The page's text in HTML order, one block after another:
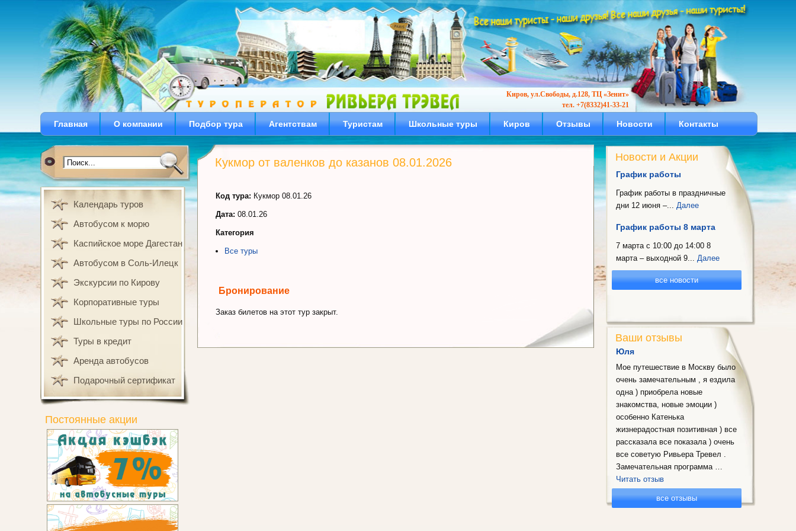
Киров, ул.Свободы, д.128, ТЦ «Зенит»
тел. +7(8332)41-33-21
Главная О компании Подбор тура Агентствам Туристам Школьные туры Киров Отзывы Новости Контакты
Кукмор от валенков до казанов 08.01.2026
Код тура: Кукмор 08.01.26
Дата: 08.01.26
Категория
Все туры
Бронирование
Заказ билетов на этот тур закрыт.
Новости и Акции
График работы
График работы в праздничные
дни 12 июня –...Далее
График работы 8 марта
7 марта с 10:00 до 14:00 8
марта – выходной 9...Далее
все новости
Ваши отзывы
Юля
Мое путешествие в Москву было
очень замечательным , я ездила
одна ) приобрела новые
знакомства, новые эмоции )
особенно Катенька
жизнерадостная позитивная ) все
рассказала все показала ) очень
все советую Ривьера Тревел .
Замечательная программа …
Читать отзыв
все отзывы
Календарь туров
Автобусом к морю
Каспийское море Дагестан
Автобусом в Соль-Илецк
Экскурсии по Кирову
Корпоративные туры
Школьные туры по России
Туры в кредит
Аренда автобусов
Подарочный сертификат
Постоянные акции